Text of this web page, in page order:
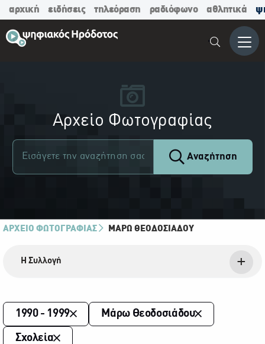
αρχική ειδήσεις τηλεόραση ραδιόφωνο αθλητικά
Μενού
Αρχείο Φωτογραφίας
Αναζήτηση
ΑΡΧΕΙΟ ΦΩΤΟΓΡΑΦΙΑΣ ΜΆΡΩ ΘΕΟΔΟΣΙΆΔΟΥ
Η Συλλογή
1990 - 1999 Μάρω Θεοδοσιάδου
Σχολεία